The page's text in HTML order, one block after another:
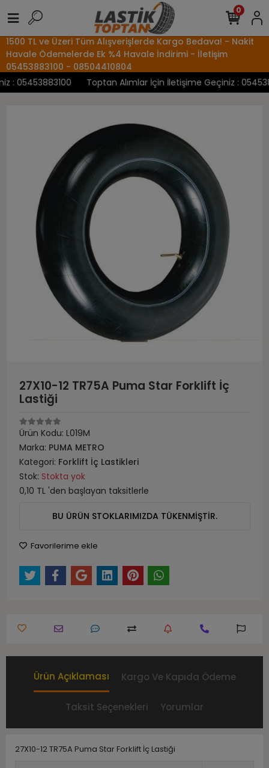
1500 TL ve Üzeri Tüm Alışverişlerde Kargo Bedava! - Nakit
Havale Ödemelerde Ek %4 Havale İndirimi - İletişim
05453883100 - 08504410804
05453883100
Toptan Alımlar İçin İletişime Geçiniz :
0
27X10-12 TR75A Puma Star Forklift İç
Lastiği
Ürün Kodu: L019M
Marka: PUMA METRO
Kategori: Forklift İç Lastikleri
Stok: Stokta yok
0,10 TL 'den başlayan taksitlerle
BU ÜRÜN STOKLARIMIZDA TÜKENMİŞTİR.
Favorilerime ekle
Ürün Açıklaması Kargo Ve Kapıda Ödeme
Taksit Seçenekleri Yorumlar
27X10-12 TR75A Puma Star Forklift İç Lastiği